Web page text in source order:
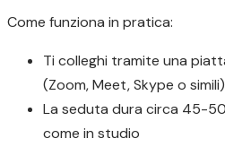
Come funziona in pratica:
Ti colleghi tramite una
(Zoom, Meet, Skype o
La seduta dura circa 45-
come in studio